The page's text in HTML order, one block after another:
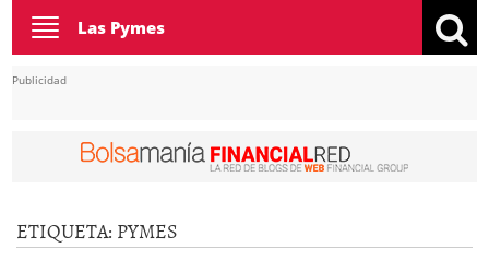
Toggle
navigation
Las Pymes
Publicidad
ETIQUETA: PYMES